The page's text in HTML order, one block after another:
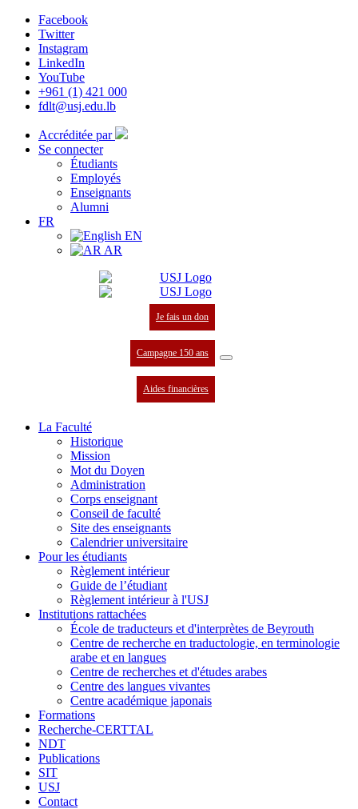
Facebook
Twitter
Instagram
LinkedIn
YouTube
+961 (1) 421 000
fdlt@usj.edu.lb
Accréditée par
Se connecter
Étudiants
Employés
Enseignants
Alumni
FR
EN
AR
Je fais un don
Campagne 150 ans
Aides financières
La Faculté
Historique
Mission
Mot du Doyen
Administration
Corps enseignant
Conseil de faculté
Site des enseignants
Calendrier universitaire
Pour les étudiants
Règlement intérieur
Guide de l’étudiant
Règlement intérieur à l'USJ
Institutions rattachées
École de traducteurs et d'interprètes de Beyrouth
Centre de recherche en traductologie, en terminologie
arabe et en langues
Centre de recherches et d'études arabes
Centre des langues vivantes
Centre académique japonais
Formations
Recherche-CERTTAL
NDT
Publications
SIT
USJ
Contact